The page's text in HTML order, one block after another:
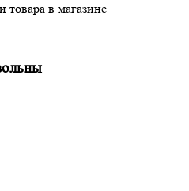
товара в магазине